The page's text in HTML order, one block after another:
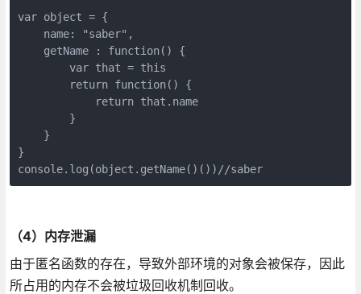
var object = {
    name: "saber",
    getName : function() {
        var that = this
        return function() {
            return that.name
        }
    }
}
console.log(object.getName()())//saber
（4）内存泄漏
由于匿名函数的存在，导致外部环境的对象会被保存，因此
所占用的内存不会被垃圾回收机制回收。